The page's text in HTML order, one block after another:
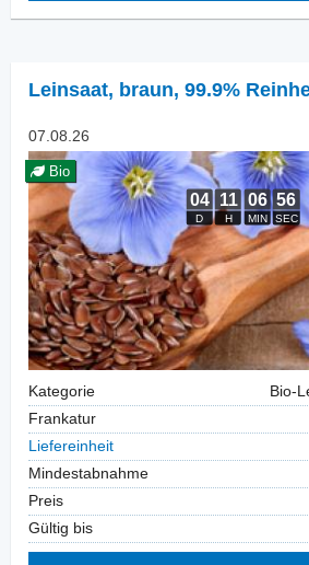
Leinsaat, braun, 99.9%
07.08.26
Bio
Kategorie
Bio-
Frankatur
Liefereinheit
Mindestabnahme
Preis
Gültig bis